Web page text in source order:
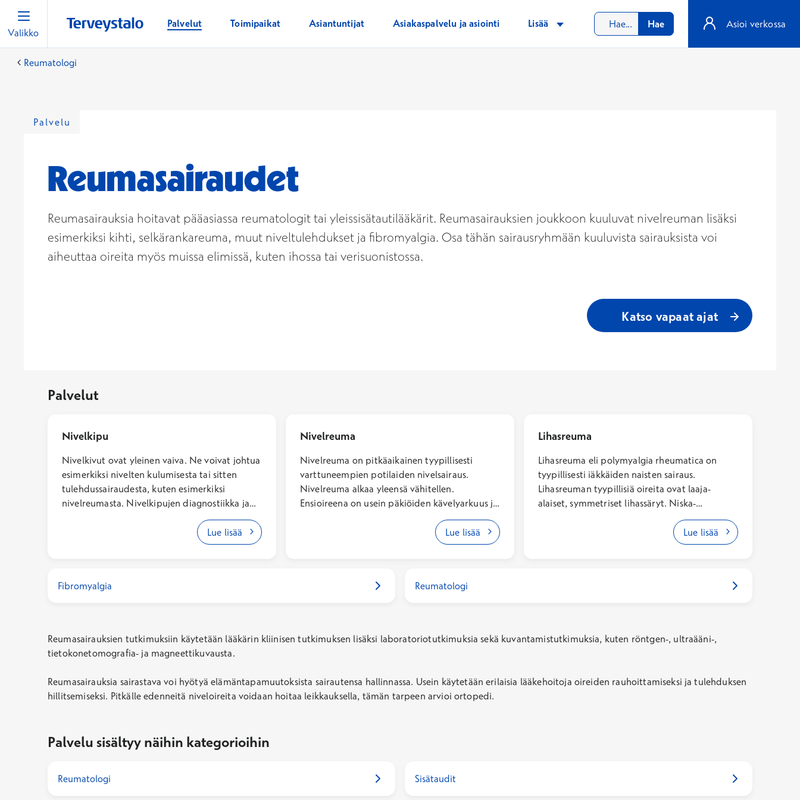
Valikko
Palvelut Toimipaikat Asiantuntijat Asiakaspalvelu ja asiointi Lisää Hae Asioi verkossa
Reumatologi
Palvelu
Reumasairaudet
Reumasairauksia hoitavat pääasiassa reumatologit tai yleissisätautilääkärit. Reumasairauksien joukkoon kuuluvat nivelreuman lisäksi
esimerkiksi kihti, selkärankareuma, muut niveltulehdukset ja fibromyalgia. Osa tähän sairausryhmään kuuluvista sairauksista voi
aiheuttaa oireita myös muissa elimissä, kuten ihossa tai verisuonistossa.
Katso vapaat ajat
Palvelut
Nivelkipu
Nivelkivut ovat yleinen vaiva. Ne voivat johtua
esimerkiksi nivelten kulumisesta tai sitten
tulehdussairaudesta, kuten esimerkiksi
nivelreumasta. Nivelkipujen diagnostiikka ja
hoito sisältää lääkärin suorittaman kliinisen
tutkimuksen, jonka perusteella päätetään
jatkotutkimuksista. Nivelkipujen syitä
verikokeita käytetään, kun epäillään
Lue lisää
Nivelreuma
Nivelreuma on pitkäaikainen tyypillisesti
varttuneempien potilaiden nivelsairaus.
Nivelreuma alkaa yleensä vähitellen.
Ensioireena on usein päkiöiden kävelyarkuus ja
sorminivelten aamujäykkyys, arkuus ja
turvotus. Myös isommat nivelet, kuten polvet
tai kyynärpää, voivat sairastua ensimmäisinä.
nivelet sairastuvat suunnilleen samaan aikaan.
Lue lisää
Lihasreuma
Lihasreuma eli polymyalgia rheumatica on
tyypillisesti iäkkäiden naisten sairaus.
Lihasreuman tyypillisiä oireita ovat laaja-
alaiset, symmetriset lihassäryt. Niska-
hartiaseutu, olkavarret, lantionseutu, pakarat
ja reidet voivat särkeä ja olla jäykkiä.
Lihasreumaan voi liittyä myös lievää lämpöilyä,
Lue lisää
Fibromyalgia Reumatologi
Reumasairauksien tutkimuksiin käytetään lääkärin kliinisen tutkimuksen lisäksi laboratoriotutkimuksia sekä kuvantamistutkimuksia, kuten röntgen-, ultraääni-,
tietokonetomografia- ja magneettikuvausta.
Reumasairauksia sairastava voi hyötyä elämäntapamuutoksista sairautensa hallinnassa. Usein käytetään erilaisia lääkehoitoja oireiden rauhoittamiseksi ja tulehduksen
hillitsemiseksi. Pitkälle edenneitä niveloireita voidaan hoitaa leikkauksella, tämän tarpeen arvioi ortopedi.
Palvelu sisältyy näihin kategorioihin
Reumatologi Sisätaudit